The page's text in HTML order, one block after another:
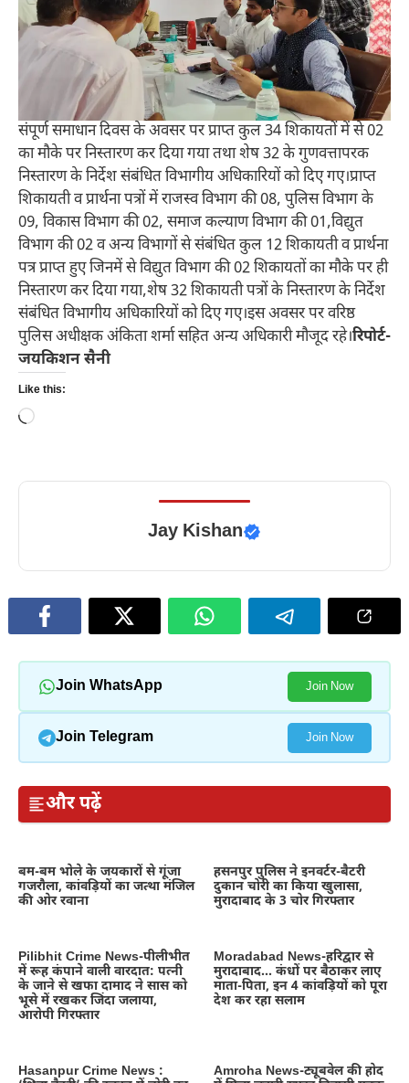
संपूर्ण समाधान दिवस के अवसर पर प्राप्त कुल 34 शिकायतों में से 02
का मौके पर निस्तारण कर दिया गया तथा शेष 32 के गुणवत्तापरक
निस्तारण के निर्देश संबंधित विभागीय अधिकारियों को दिए गए।प्राप्त
शिकायती व प्रार्थना पत्रों में राजस्व विभाग की 08, पुलिस विभाग के
09, विकास विभाग की 02, समाज कल्याण विभाग की 01,विद्युत
विभाग की 02 व अन्य विभागों से संबंधित कुल 12 शिकायती व प्रार्थना
पत्र प्राप्त हुए जिनमें से विद्युत विभाग की 02 शिकायतों का मौके पर ही
निस्तारण कर दिया गया,शेष 32 शिकायती पत्रों के निस्तारण के निर्देश
संबंधित विभागीय अधिकारियों को दिए गए।इस अवसर पर वरिष्ठ
पुलिस अधीक्षक अंकिता शर्मा सहित अन्य अधिकारी मौजूद रहे।रिपोर्ट-
जयकिशन सैनी
Like this:
Loading…
Jay Kishan
Join WhatsApp Join Now
Join Telegram Join Now
और पढ़ें
बम-बम भोले के जयकारों से गूंजा
गजरौला, कांवड़ियों का जत्था मंजिल
की ओर रवाना
हसनपुर पुलिस ने इनवर्टर-बैटरी
दुकान चोरी का किया खुलासा,
मुरादाबाद के 3 चोर गिरफ्तार
Pilibhit Crime News-पीलीभीत
में रूह कंपाने वाली वारदात: पत्नी
के जाने से खफा दामाद ने सास को
भूसे में रखकर जिंदा जलाया,
आरोपी गिरफ्तार
Moradabad News-हरिद्वार से
मुरादाबाद… कंधों पर बैठाकर लाए
माता-पिता, इन 4 कांवड़ियों को पूरा
देश कर रहा सलाम
Hasanpur Crime News :
Amroha News-ट्यूबवेल की होद